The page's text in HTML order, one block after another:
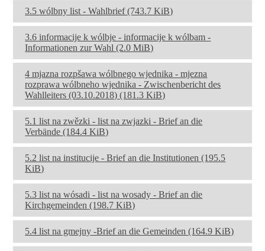
3.5 wólbny list - Wahlbrief(743.7 KiB)
3.6 informacije k wólbje - informacije k wólbam -
Informationen zur Wahl(2.0 MiB)
4 mjazna rozpšawa wólbnego wjednika - mjezna
rozprawa wólbneho wjednika - Zwischenbericht des
Wahlleiters (03.10.2018)(181.3 KiB)
5.1 list na zwězki - list na zwjazki - Brief an die
Verbände(184.4 KiB)
5.2 list na institucije - Brief an die Institutionen(195.5
KiB)
5.3 list na wósadi - list na wosady - Brief an die
Kirchgemeinden(198.7 KiB)
5.4 list na gmejny -Brief an die Gemeinden(164.9 KiB)